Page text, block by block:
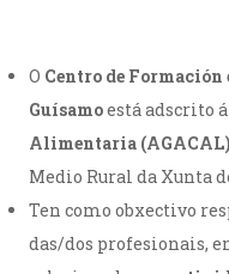
O Centro de
Guísamoestá adscrito á
Alimentaria (AGACAL)
Medio Rural da Xunta
Ten como obxectivo
das/dos profesionais,